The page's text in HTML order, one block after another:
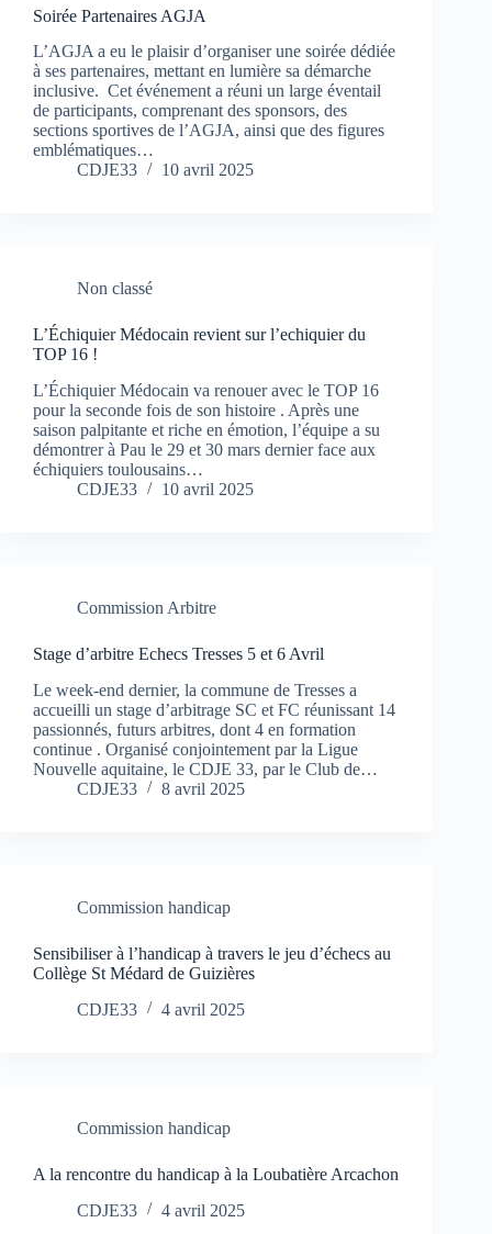
Soirée Partenaires AGJA
L’AGJA a eu le plaisir d’organiser une soirée dédiée
à ses partenaires, mettant en lumière sa démarche
inclusive. Cet événement a réuni un large éventail
de participants, comprenant des sponsors, des
sections sportives de l’AGJA, ainsi que des figures
emblématiques…
CDJE33
10 avril 2025
Non classé
L’Échiquier Médocain revient sur l’echiquier du
TOP 16 !
L’Échiquier Médocain va renouer avec le TOP 16
pour la seconde fois de son histoire . Après une
saison palpitante et riche en émotion, l’équipe a su
démontrer à Pau le 29 et 30 mars dernier face aux
échiquiers toulousains…
CDJE33
10 avril 2025
Commission Arbitre
Stage d’arbitre Echecs Tresses 5 et 6 Avril
Le week-end dernier, la commune de Tresses a
accueilli un stage d’arbitrage SC et FC réunissant 14
passionnés, futurs arbitres, dont 4 en formation
continue . Organisé conjointement par la Ligue
Nouvelle aquitaine, le CDJE 33, par le Club de…
CDJE33
8 avril 2025
Commission handicap
Sensibiliser à l’handicap à travers le jeu d’échecs au
Collège St Médard de Guizières
CDJE33
4 avril 2025
Commission handicap
A la rencontre du handicap à la Loubatière Arcachon
CDJE33
4 avril 2025